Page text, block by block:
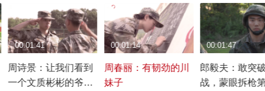
周诗景：让我们看到
一个文质彬彬的爷们
00:01:41
周春丽：有韧劲的川
妹子
00:01:14
郎毅夫：敢突
战，蒙眼拆枪
00:01:47